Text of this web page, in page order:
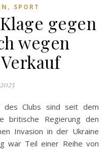
, SPORT
gegen
wegen
britische Regierung den
Invasion in der Ukraine
war Teil einer Reihe von